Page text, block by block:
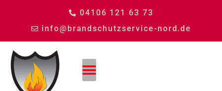
04106 121 63 73
info@brandschutzservice-nord.de